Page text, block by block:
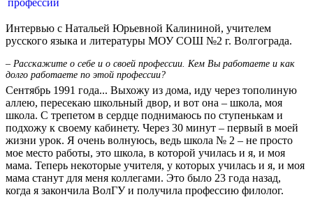
Интервью с Натальей Юрьевной Калининой, учителем
русского языка и литературы МОУ СОШ №2 г. Волгограда.
– Расскажите о себе и о своей профессии. Кем Вы работаете и как
долго работаете по этой профессии?
Сентябрь 1991 года... Выхожу из дома, иду через тополиную
аллею, пересекаю школьный двор, и вот она – школа, моя
школа. С трепетом в сердце поднимаюсь по ступенькам и
подхожу к своему кабинету. Через 30 минут – первый в моей
жизни урок. Я очень волнуюсь, ведь школа № 2 – не просто
мое место работы, это школа, в которой училась и я, и моя
мама. Теперь некоторые учителя, у которых училась и я, и моя
мама станут для меня коллегами. Это было 23 года назад,
когда я закончила ВолГУ и получила профессию филолог.